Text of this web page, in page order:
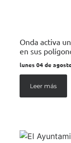
Onda activa
en sus
lunes 04 de
Leer más